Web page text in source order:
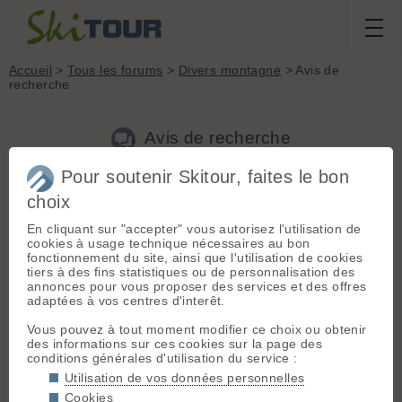
Accueil >Tous les forums > Divers montagne > Avis de
recherche
Avis de recherche
Nouveau sujet
Voir tous les sujets Chercher Archives
Ferski[16posts] - Le 02/01/2014 13:43
Terrible nouvelle d'un passionné de la montagne, qui va nous
manquer.
Sincères Condoléances à tous ses proches.
genepy04[164posts] - Le 02/01/2014 22:45
Terrible nouvelle qui réveille dans la mémoire ces sentiments
quand on a eu la malchance de les connaître: la disparition, la
Pour soutenir Skitour, faites le bon
choix
En cliquant sur "accepter" vous autorisez l'utilisation de
cookies à usage technique nécessaires au bon
fonctionnement du site, ainsi que l'utilisation de cookies
tiers à des fins statistiques ou de personnalisation des
annonces pour vous proposer des services et des offres
adaptées à vos centres d'interêt.
Vous pouvez à tout moment modifier ce choix ou obtenir
des informations sur ces cookies sur la page des
conditions générales d'utilisation du service :
Utilisation de vos données personnelles
Cookies